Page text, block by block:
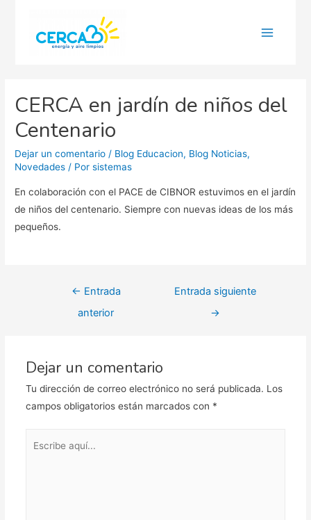
CERCA en jardín de niños del
Centenario
Dejar un comentario / Blog Educacion, Blog Noticias,
Novedades / Porsistemas
En colaboración con el PACE de CIBNOR estuvimos en el jardín
de niños del centenario. Siempre con nuevas ideas de los más
pequeños.
Navegación
← Entrada
anterior
Entrada siguiente
→
Dejar un comentario
Tu dirección de correo electrónico no será publicada. Los
campos obligatorios están marcados con *